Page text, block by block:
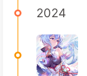
2024